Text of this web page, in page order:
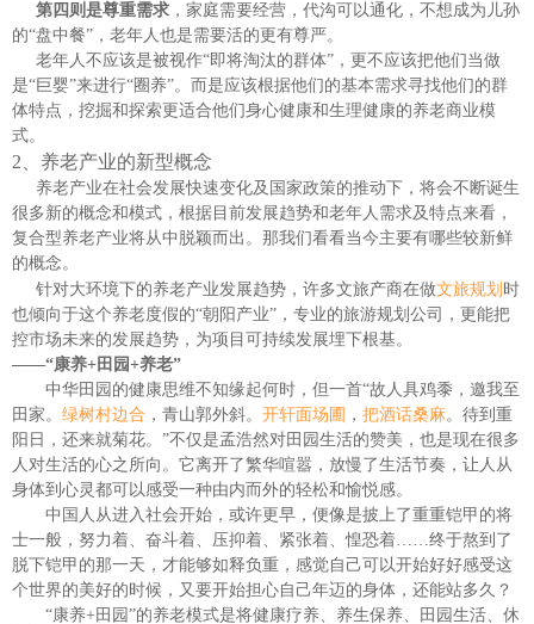
第四则是尊重需求 ，家庭需要经营，代沟可以通化，不想成为儿孙
的“盘中餐”，老年人也是需要活的更有尊严。
老年人不应该是被视作“即将淘汰的群体”，更不应该把他们当做
是“巨婴”来进行“圈养”。而是应该根据他们的基本需求寻找他们的群
体特点，挖掘和探索更适合他们身心健康和生理健康的养老商业模
式。
2、 养老产业的新型概念
养老产业在社会发展快速变化及国家政策的推动下，将会不断诞生
很多新的概念和模式，根据目前发展趋势和老年人需求及特点来看，
复合型养老产业将从中脱颖而出。那我们看看当今主要有哪些较新鲜
的概念。
针对大环境下的养老产业发展趋势，许多文旅产商在做文旅规划 时
也倾向于这个养老度假的“朝阳产业”，专业的旅游规划公司，更能把
控市场未来的发展趋势，为项目可持续发展埋下根基。
——“康养+ 田园+养老”
中华田园的健康思维不知缘起何时，但一首“故人具鸡黍，邀我至
田家。 绿树村边合 ，青山郭外斜。 开轩面场圃 ， 把酒话桑麻。待到重
阳日，还来就菊花。 ”不仅是孟浩然对田园生活的赞美，也是现在很多
人对生活的心之所向。它离开了繁华喧嚣，放慢了生活节奏，让人从
身体到心灵都可以感受一种由内而外的轻松和愉悦感。
中国人从进入社会开始，或许更早，便像是披上了重重铠甲的将
士一般，努力着、奋斗着、压抑着、紧张着、惶恐着……终于熬到了
脱下铠甲的那一天，才能够如释负重，感觉自己可以开始好好感受这
个世界的美好的时候，又要开始担心自己年迈的身体，还能站多久？
“康养+田园”的养老模式是将健康疗养、养生保养、田园生活、休